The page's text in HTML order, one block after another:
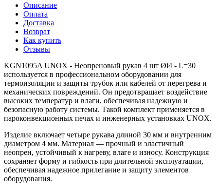
Описание
Оплата
Доставка
Возврат
Как купить
Отзывы
KGN1095A UNOX - Неопреновый рукав 4 шт Øi4 - L=30
используется в профессиональном оборудовании для
термоизоляции и защиты трубок или кабелей от перегрева и
механических повреждений. Он предотвращает воздействие
высоких температур и влаги, обеспечивая надежную и
безопасную работу системы. Такой комплект применяется в
пароконвекционных печах и инженерных установках UNOX.
Изделие включает четыре рукава длиной 30 мм и внутренним
диаметром 4 мм. Материал — прочный и эластичный
неопрен, устойчивый к нагреву, влаге и износу. Конструкция
сохраняет форму и гибкость при длительной эксплуатации,
обеспечивая надежное прилегание и защиту элементов
оборудования.